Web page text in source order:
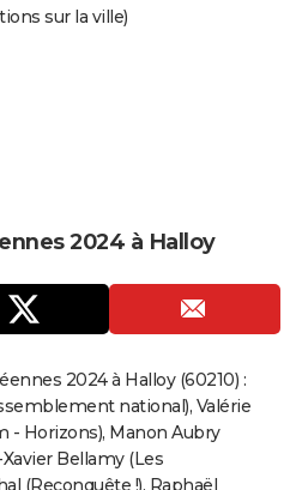
sur la ville)
2024 à Halloy
2024 à Halloy (60210) :
national), Valérie
- Horizons), Manon Aubry
Bellamy (Les
(Reconquête !), Raphaël